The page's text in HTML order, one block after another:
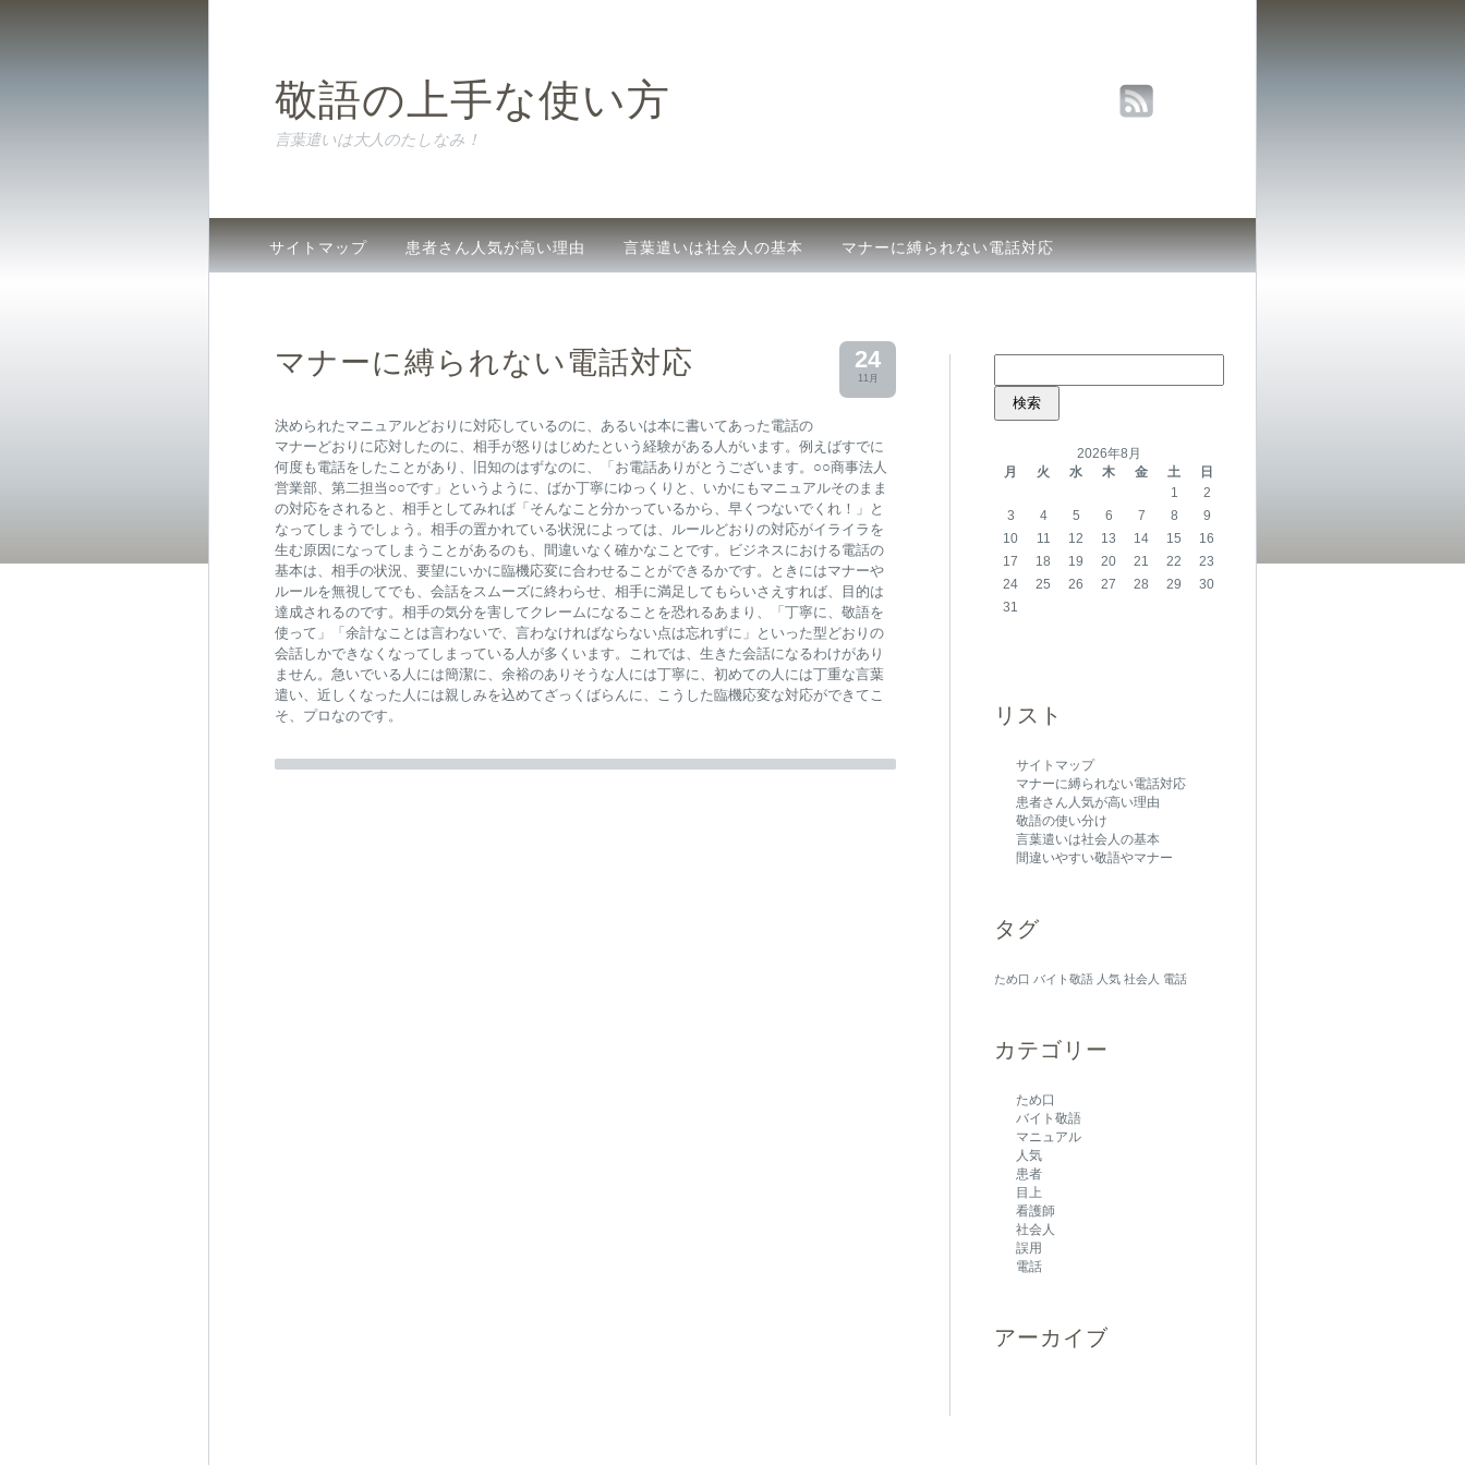
敬語の上手な使い方
言葉遣いは大人のたしなみ！
サイトマップ 患者さん人気が高い理由 言葉遣いは社会人の基本 マナーに縛られない電話対応
2026年8月
月
火 水 木 金 土
日
1
2
3
4 5 6 7 8
9
10
11 12 13 14 15
16
17
18 19 20 21 22
23
24
25 26 27 28 29
30
31
リスト
サイトマップ
マナーに縛られない電話対応
患者さん人気が高い理由
敬語の使い分け
言葉遣いは社会人の基本
間違いやすい敬語やマナー
タグ
ため口 バイト敬語 人気 社会人 電話
カテゴリー
ため口
バイト敬語
マニュアル
人気
患者
目上
看護師
社会人
誤用
電話
アーカイブ
24
11月
マナーに縛られない電話対応
決められたマニュアルどおりに対応しているのに、あるいは本に書いてあった電話の
マナーどおりに応対したのに、相手が怒りはじめたという経験がある人がいます。例えばすでに
何度も電話をしたことがあり、旧知のはずなのに、「お電話ありがとうございます。○○商事法人
営業部、第二担当○○です」というように、ばか丁寧にゆっくりと、いかにもマニュアルそのまま
の対応をされると、相手としてみれば「そんなこと分かっているから、早くつないでくれ！」と
なってしまうでしょう。相手の置かれている状況によっては、ルールどおりの対応がイライラを
生む原因になってしまうことがあるのも、間違いなく確かなことです。ビジネスにおける電話の
基本は、相手の状況、要望にいかに臨機応変に合わせることができるかです。ときにはマナーや
ルールを無視してでも、会話をスムーズに終わらせ、相手に満足してもらいさえすれば、目的は
達成されるのです。相手の気分を害してクレームになることを恐れるあまり、「丁寧に、敬語を
使って」「余計なことは言わないで、言わなければならない点は忘れずに」といった型どおりの
会話しかできなくなってしまっている人が多くいます。これでは、生きた会話になるわけがあり
ません。急いでいる人には簡潔に、余裕のありそうな人には丁寧に、初めての人には丁重な言葉
遣い、近しくなった人には親しみを込めてざっくばらんに、こうした臨機応変な対応ができてこ
そ、プロなのです。